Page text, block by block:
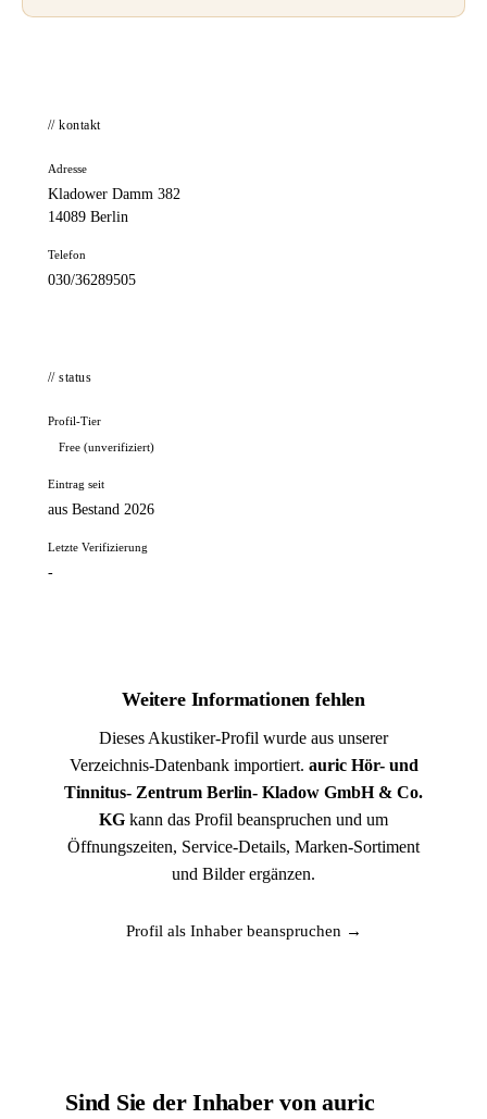
// kontakt
Adresse
Kladower Damm 382
14089 Berlin
Telefon
030/36289505
// status
Profil-Tier
Free (unverifiziert)
Eintrag seit
aus Bestand 2026
Letzte Verifizierung
-
Weitere Informationen fehlen
Dieses Akustiker-Profil wurde aus unserer
Verzeichnis-Datenbank importiert. auric Hör- und
Tinnitus- Zentrum Berlin- Kladow GmbH & Co.
KG kann das Profil beanspruchen und um
Öffnungszeiten, Service-Details, Marken-Sortiment
und Bilder ergänzen.
Profil als Inhaber beanspruchen →
Sind Sie der Inhaber von auric